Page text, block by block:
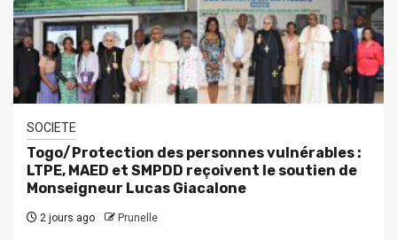
SOCIETE
Togo/Protection des personnes vulnérables :
LTPE, MAED et SMPDD reçoivent le soutien de
Monseigneur Lucas Giacalone
2 jours ago Prunelle